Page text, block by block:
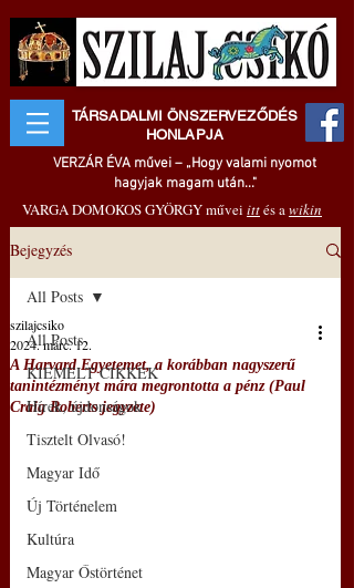
TÁRSADALMI ÖNSZERVEZŐDÉS
HONLAPJA
VERZÁR ÉVA művei – „Hogy valami nyomot
hagyjak magam után..."
VARGA DOMOKOS GYÖRGY művei ittés awikin
Bejegyzés
All Posts
KIEMELT CIKKEK
Hírek, újdonságok
Tisztelt Olvasó!
Magyar Idő
Új Történelem
Kultúra
Magyar Őstörténet
All Posts
A Harvard Egyetemet, a korábban nagyszerű
tanintézményt mára megrontotta a pénz (Paul
Craig Roberts jegyzete)
szilajcsiko
2024. márc. 12.